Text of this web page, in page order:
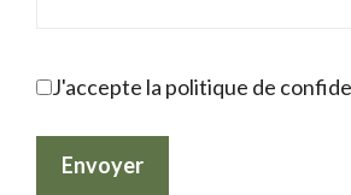
J'accepte la politique de